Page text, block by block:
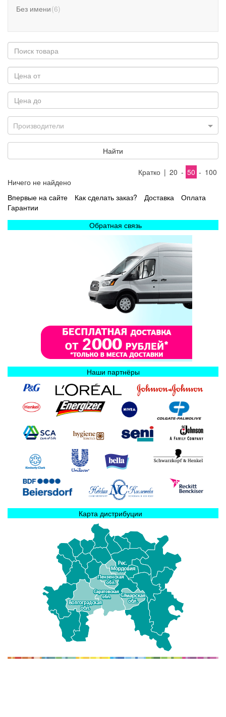
Без имени(6)
Производители
Найти
Кратко | 20 - 50 - 100
Ничего не найдено
Впервые на сайте
Как сделать заказ? Доставка
Оплата
Гарантии
Обратная связь
Наши партнёры
Карта дистрибуции